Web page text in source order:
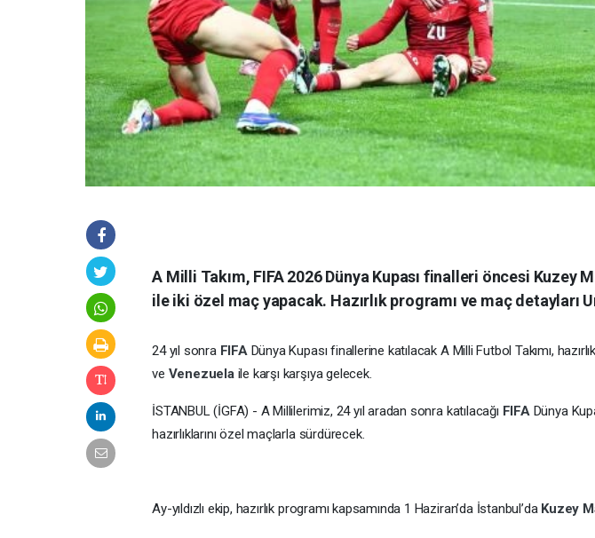
A Milli Takım, FIFA 2026 Dünya Kupası finalleri öncesi Kuzey
ile iki özel maç yapacak. Hazırlık programı ve maç detayları
24 yıl sonra FIFA Dünya Kupası finallerine katılacak A Milli Futbol Takımı,
ve Venezuela ile karşı karşıya gelecek.
İSTANBUL (İGFA) - A Millilerimiz, 24 yıl aradan sonra katılacağı FIFA Dünya
hazırlıklarını özel maçlarla sürdürecek.
Ay-yıldızlı ekip, hazırlık programı kapsamında 1 Haziran’da İstanbul’da Kuzey